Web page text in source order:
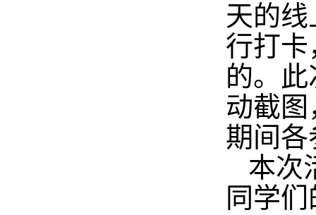
天的
行打
的。
动截
期间
本次
同学